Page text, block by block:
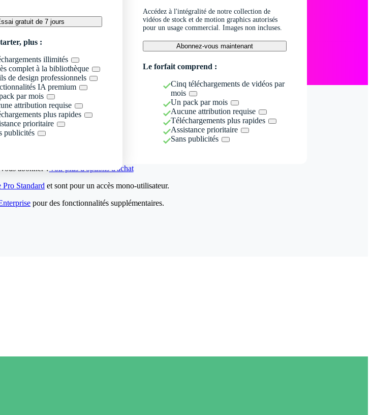
gratuit de 7 jours
plus :
illimités
complet à la bibliothèque
de design professionnels
IA premium
par mois
attribution requise
plus rapides
prioritaire
publicités
Accédez à l'intégralité de notre collection de
vidéos de stock et de motion graphics autorisés
pour un usage commercial. Images non incluses.
Abonnez-vous maintenant
Le forfait comprend :
Cinq téléchargements de vidéos par
mois
Un pack par mois
Aucune attribution requise
Téléchargements plus rapides
Assistance prioritaire
Sans publicités
abonner ?Voir plus d'options d'achat
Pro Standard et sont pour un accès mono-utilisateur.
pour des fonctionnalités supplémentaires.